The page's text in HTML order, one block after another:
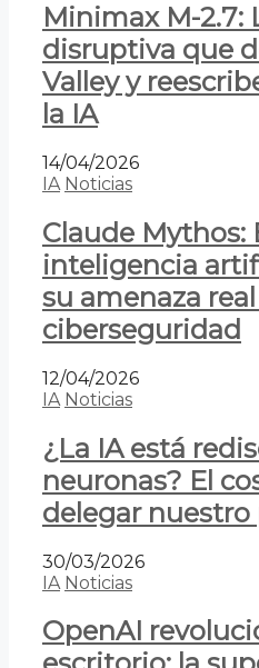
Minimax M-2.7:
disruptiva que
Valley y
la IA
14/04/2026
IA Noticias
Claude Mythos:
inteligencia
su amenaza real
ciberseguridad
12/04/2026
IA Noticias
¿La IA está
neuronas? El
delegar
30/03/2026
IA Noticias
OpenAI